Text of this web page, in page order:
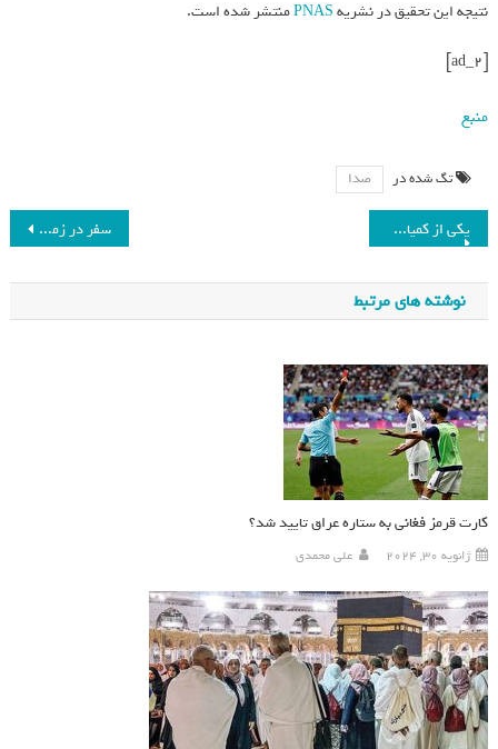
نتیجه این تحقیق در نشریهPNASمنتشر شده است.
منبع
تگ شده در صدا
سفر در زمان؛ چگونه تغییر گذشته می‌تواند به پیامدهای جبران‌ناپذیر بینجامد؟ یکی از کمیاب‌ترین پستانداران دنیا به‌تازگی در انگلستان متولد شد
نوشته های مرتبط
کارت قرمز فغانی به ستاره عراق تایید شد؟
ژانویه 30, 2024 علی محمدی